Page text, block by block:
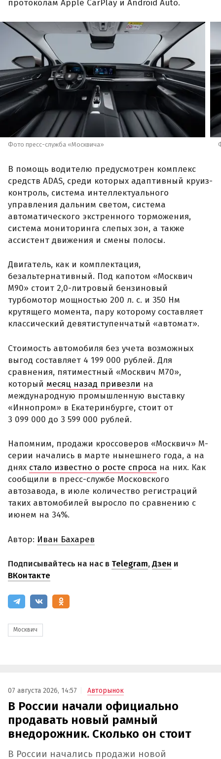
протоколам Apple CarPlay и Android Auto.
Фото пресс-служба «Москвича»
В помощь водителю предусмотрен комплекс
средств ADAS, среди которых адаптивный круиз-
контроль, система интеллектуального
управления дальним светом, система
автоматического экстренного торможения,
система мониторинга слепых зон, а также
ассистент движения и смены полосы.
Двигатель, как и комплектация,
безальтернативный. Под капотом «Москвич
М90» стоит 2,0-литровый бензиновый
турбомотор мощностью 200 л. с. и 350 Нм
крутящего момента, пару которому составляет
классический девятиступенчатый «автомат».
Стоимость автомобиля без учета возможных
выгод составляет 4 199 000 рублей. Для
сравнения, пятиместный «Москвич М70»,
который месяц назад привезли на
международную промышленную выставку
«Иннопром» в Екатеринбурге, стоит от
3 099 000 до 3 599 000 рублей.
Напомним, продажи кроссоверов «Москвич» М-
серии начались в марте нынешнего года, а на
днях стало известно о росте спроса на них. Как
сообщили в пресс-службе Московского
автозавода, в июле количество регистраций
таких автомобилей выросло по сравнению с
июнем на 34%.
Автор: Иван Бахарев
Подписывайтесь на нас в Telegram,Дзен и
ВКонтакте
Москвич
07 августа 2026, 14:57 Авторынок
В России начали официально
продавать новый рамный
внедорожник. Сколько он стоит
В России начались продажи новой